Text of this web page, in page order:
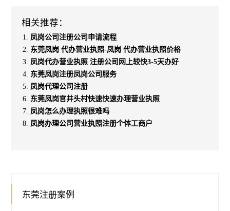
相关推荐：
凤岗公司注册公司申请流程
东莞凤岗 代办营业执照-凤岗 代办营业执照价格
凤岗代办营业执照 注册公司网上较快3-5天办好
东莞凤岗注册凤岗公司服务
凤岗代理公司注册
东莞凤岗官井头村快速快速办理营业执照
凤岗怎么办理执照很难吗
凤岗办理公司营业执照注册个体工商户
东莞注册案例